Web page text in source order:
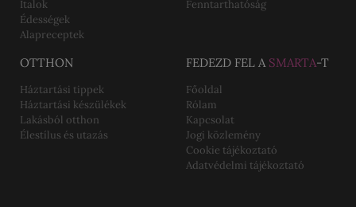
Italok
Édességek
Alapreceptek
Fenntarthatóság
OTTHON
Háztartási tippek
Háztartási készülékek
Lakásból otthon
Élestílus és utazás
FEDEZD FEL A SMARTA-T
Főoldal
Rólam
Kapcsolat
Jogi közlemény
Cookie tájékoztató
Adatvédelmi tájékoztató